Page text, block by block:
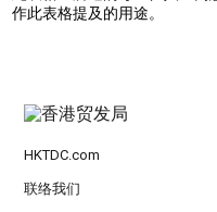
作此表格提及的用途。
HKTDC.com
联络我们